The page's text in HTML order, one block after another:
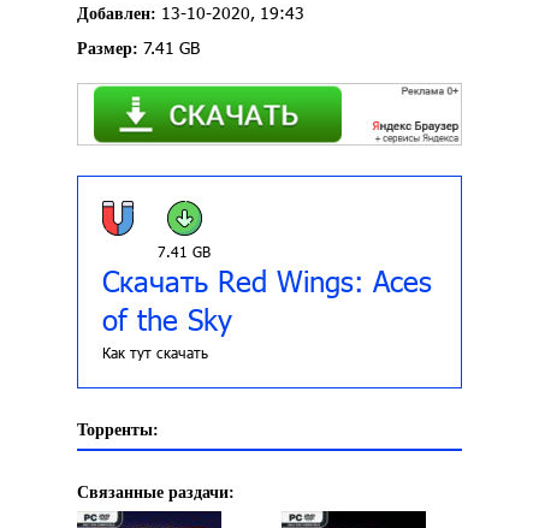
Добавлен: 13-10-2020, 19:43
Размер: 7.41 GB
7.41 GB
Скачать Red Wings: Aces
of the Sky
Как тут скачать
Торренты:
Связанные раздачи: